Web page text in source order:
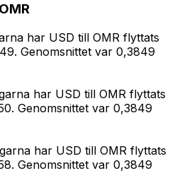
har USD till OMR flyttats
Genomsnittet var 0,3849
har USD till OMR flyttats
Genomsnittet var 0,3849
har USD till OMR flyttats
Genomsnittet var 0,3849